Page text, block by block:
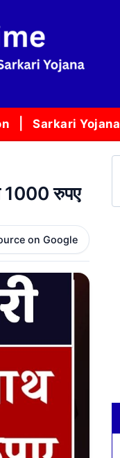
Sarkari Yojana
1000 रुपए
on Google